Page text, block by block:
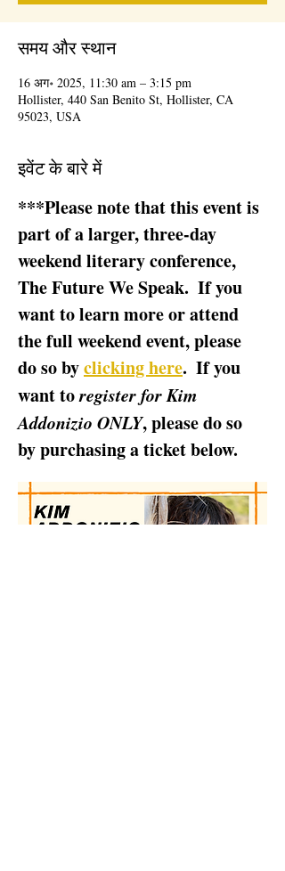
समय और स्थान
16 अग॰ 2025, 11:30 am – 3:15 pm
Hollister, 440 San Benito St, Hollister, CA
95023, USA
इवेंट के बारे में
***Please note that this event is
part of a larger, three-day
weekend literary conference,
The Future We Speak.  If you
want to learn more or attend
the full weekend event, please
do so by clicking here.  If you
want to register for Kim
Addonizio ONLY, please do so
by purchasing a ticket below.